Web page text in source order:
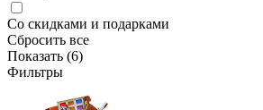
Со скидками и подарками
Сбросить все
Показать (6)
Фильтры